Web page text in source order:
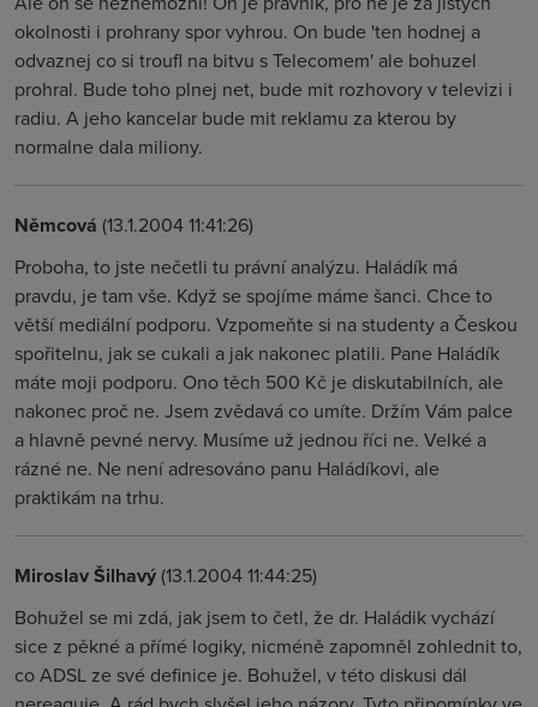
okolnosti i prohrany spor vyhrou. On bude 'ten hodnej a
odvaznej co si troufl na bitvu s Telecomem' ale bohuzel
prohral. Bude toho plnej net, bude mit rozhovory v televizi i
radiu. A jeho kancelar bude mit reklamu za kterou by
normalne dala miliony.
Němcová (13.1.2004 11:41:26)
Proboha, to jste nečetli tu právní analýzu. Haládík má
pravdu, je tam vše. Když se spojíme máme šanci. Chce to
větší mediální podporu. Vzpomeňte si na studenty a Českou
spořitelnu, jak se cukali a jak nakonec platili. Pane Haládík
máte moji podporu. Ono těch 500 Kč je diskutabilních, ale
nakonec proč ne. Jsem zvědavá co umíte. Držím Vám palce
a hlavně pevné nervy. Musíme už jednou říci ne. Velké a
rázné ne. Ne není adresováno panu Haládíkovi, ale
praktikám na trhu.
Miroslav Šilhavý(13.1.2004 11:44:25)
Bohužel se mi zdá, jak jsem to četl, že dr. Haládik vychází
sice z pěkné a přímé logiky, nicméně zapomněl zohlednit to,
co ADSL ze své definice je. Bohužel, v této diskusi dál